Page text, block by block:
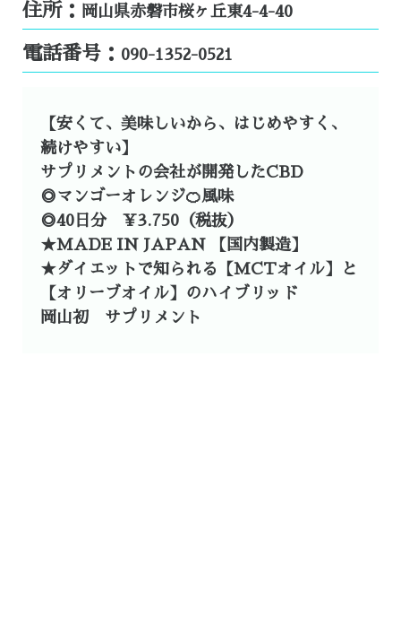
住所： 岡山県赤磐市桜ヶ丘東4-4-40
電話番号： 090-1352-0521
【安くて、美味しいから、はじめやすく、
続けやすい】
サプリメントの会社が開発したCBD
◎マンゴーオレンジ🍊風味
◎40日分 ¥3.750（税抜）
★MADE IN JAPAN 【国内製造】
★ダイエットで知られる【MCTオイル】と
【オリーブオイル】のハイブリッド
岡山初 サプリメント